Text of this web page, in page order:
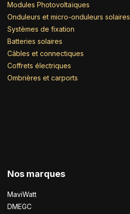
Modules Photovoltaïques
Onduleurs et micro-onduleurs solaires
Systèmes de fixation
Batteries solaires
Câbles et connectiques
Coffrets électriques
Ombrières et carports
Nos marques
MaviWatt
DMEGC